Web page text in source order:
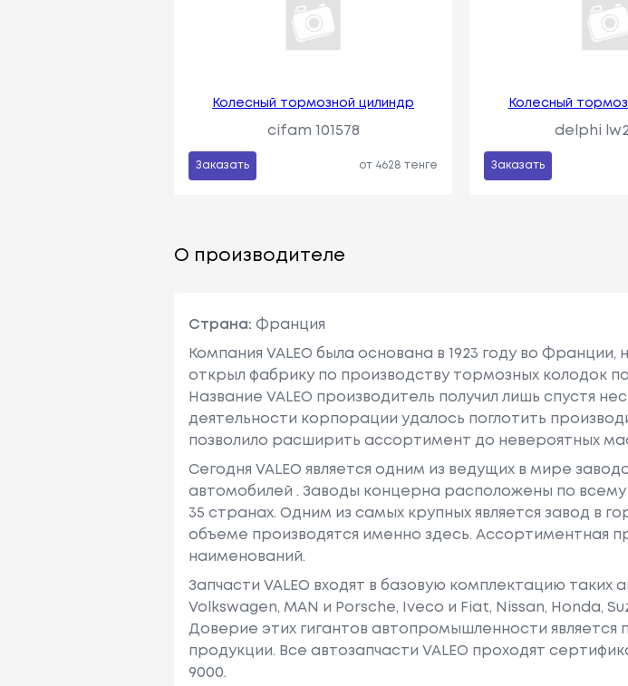
Колесный тормозной цилиндр
cifam 101578
Заказать от 4628 тенге
Колесный
delphi
Заказать
О производителе
Страна: Франция
Компания VALEO была основана в 1923 году во
открыл фабрику по производству тормозных колодок
Название VALEO производитель получил лишь спустя
деятельности корпорации удалось поглотить
позволило расширить ассортимент до невероятных
Сегодня VALEO является одним из ведущих в мире
автомобилей . Заводы концерна расположены по
35 странах. Одним из самых крупных является завод в
объеме производятся именно здесь. Ассортиментная
наименований.
Запчасти VALEO входят в базовую комплектацию таких
Volkswagen, MAN и Porsche, Iveco и Fiat, Nissan, Honda,
Доверие этих гигантов автопромышленности
продукции. Все автозапчасти VALEO проходят
9000.